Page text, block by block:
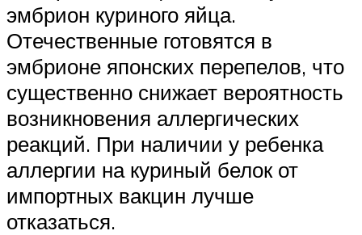
эмбрион куриного яйца.
Отечественные готовятся в
эмбрионе японских перепелов, что
существенно снижает вероятность
возникновения аллергических
реакций. При наличии у ребенка
аллергии на куриный белок от
импортных вакцин лучше
отказаться.